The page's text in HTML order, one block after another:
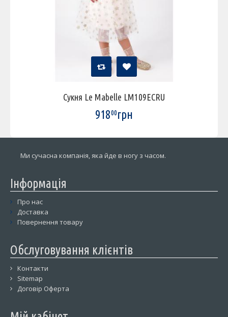
Сукня Le Mabelle LM109ECRU
91800грн
Ми сучасна компанія, яка йде в ногу з часом.
Інформація
Про нас
Доставка
Повернення товару
Обслуговування клієнтів
Контакти
Sitemap
Договір Оферта